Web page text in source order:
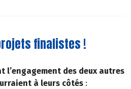
finalistes !
l’engagement des deux autres
à leurs côtés :